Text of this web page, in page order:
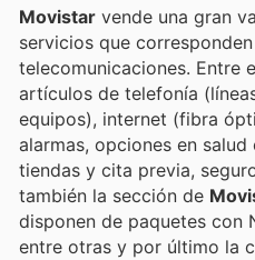
Movistar vende una gran
servicios que
telecomunicaciones. Entre
artículos de telefonía
equipos), internet (fibra
alarmas, opciones en
tiendas y cita previa,
también la sección de
disponen de paquetes con
entre otras y por último la